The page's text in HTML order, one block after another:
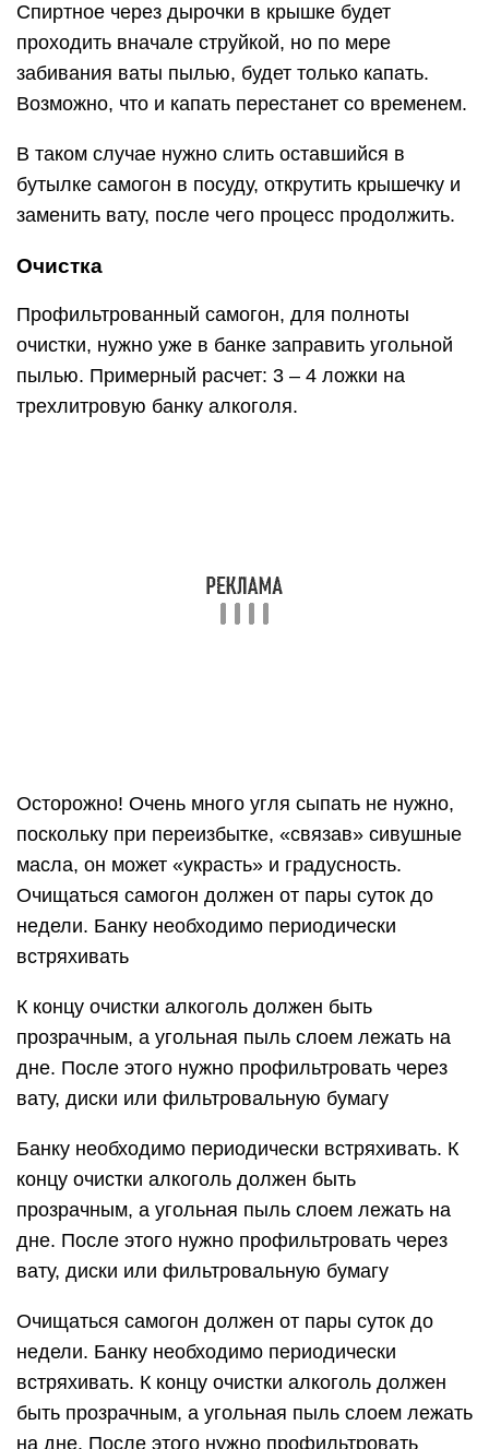
Спиртное через дырочки в крышке будет
проходить вначале струйкой, но по мере
забивания ваты пылью, будет только капать.
Возможно, что и капать перестанет со временем.
В таком случае нужно слить оставшийся в
бутылке самогон в посуду, открутить крышечку и
заменить вату, после чего процесс продолжить.
Очистка
Профильтрованный самогон, для полноты
очистки, нужно уже в банке заправить угольной
пылью. Примерный расчет: 3 – 4 ложки на
трехлитровую банку алкоголя.
Осторожно! Очень много угля сыпать не нужно,
поскольку при переизбытке, «связав» сивушные
масла, он может «украсть» и градусность.
Очищаться самогон должен от пары суток до
недели. Банку необходимо периодически
встряхивать
К концу очистки алкоголь должен быть
прозрачным, а угольная пыль слоем лежать на
дне. После этого нужно профильтровать через
вату, диски или фильтровальную бумагу
Банку необходимо периодически встряхивать. К
концу очистки алкоголь должен быть
прозрачным, а угольная пыль слоем лежать на
дне. После этого нужно профильтровать через
вату, диски или фильтровальную бумагу
Очищаться самогон должен от пары суток до
недели. Банку необходимо периодически
встряхивать. К концу очистки алкоголь должен
быть прозрачным, а угольная пыль слоем лежать
на дне. После этого нужно профильтровать